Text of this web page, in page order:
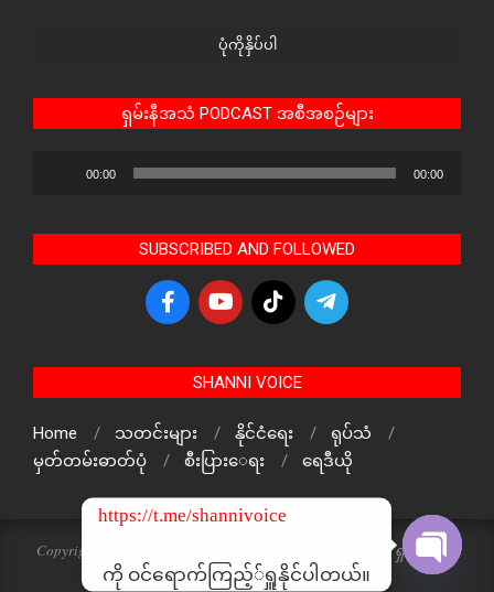
ပုံကိုနှိပ်ပါ
ရှမ်းနီအသံ PODCAST အစီအစဉ်များ
00:00 00:00
SUBSCRIBED AND FOLLOWED
SHANNI VOICE
Home သတင်းများ နိုင်ငံရေး
ရုပ်သံ
မှတ်တမ်းဓာတ်ပုံ
စီးပြားေရး ရေဒီယို
Copyright © 2024 The Voice Of ShanNi All rights reserved. ရှမ်းနီအသံ
သတင်းဌာန၏ မူပိုင်ဖြစ်ပါသည်
https://t.me/shannivoice
ကို ဝင်ရောက်ကြည့််ရှူနိုင်ပါတယ်။